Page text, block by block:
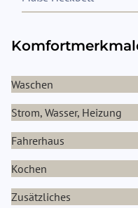
Waschen
Strom, Wasser, Heizung
Fahrerhaus
Kochen
Zusätzliches